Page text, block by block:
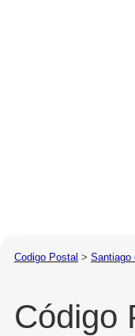
Codigo Postal > Santiago
Código